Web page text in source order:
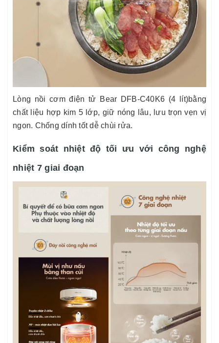
Lòng nồi cơm điện tử Bear DFB-C40K6 (4 lít)bằng
chất liệu hợp kim 5 lớp, giữ nóng lâu, lưu trọn vẹn vị
ngon. Chống dính tốt dễ chùi rửa.
Kiểm soát nhiệt độ tối ưu với công nghệ
nhiệt 7 giai đoạn